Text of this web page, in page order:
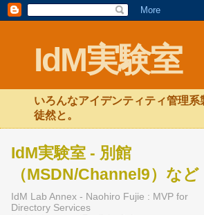
IdM実験室
いろんなアイデンティティ管理
徒然と。
IdM実験室 - 別館
（MSDN/Channel9）など
IdM Lab Annex - Naohiro Fujie : MVP for
Directory Services